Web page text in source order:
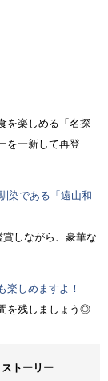
を楽しめる「名探
を一新して再登
染である「遠山和
賞しながら、豪華な
楽しめますよ！
を残しましょう◎
トーリー